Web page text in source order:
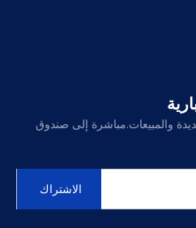
والمبيعات.مباشرة إلى صندوق
الاشتراك